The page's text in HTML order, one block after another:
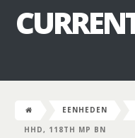
EENHEDEN
HHD, 118TH MP BN